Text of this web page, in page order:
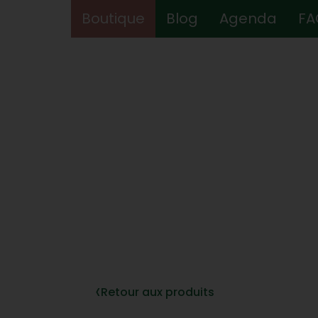
Boutique Blog Agenda
Boutique Blog Agenda
‹Retour aux produits